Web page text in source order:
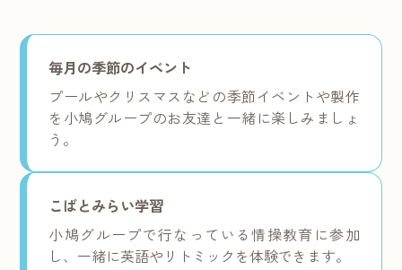
毎月の季節のイベント
プールやクリスマスなどの季節イベントや製作
を小鳩グループのお友達と一緒に楽しみましょ
う。
こばとみらい学習
小鳩グループで行なっている情操教育に参加
し、一緒に英語やリトミックを体験できます。